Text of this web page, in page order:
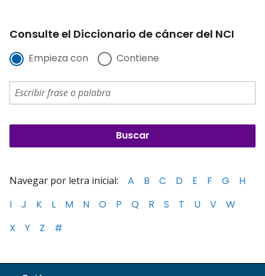
Consulte el Diccionario de cáncer del NCI
Empieza con Contiene
Navegar por letra inicial: A B C D E F G
H
I
J K L M N O P Q R S T U V
W
X
Y Z #